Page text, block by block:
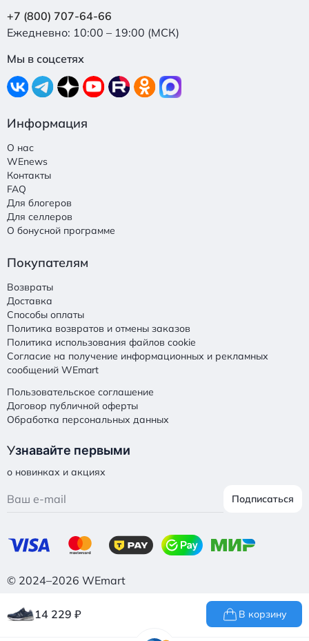
14 229 ₽ В корзину
+7 (800) 707-64-66
Ежедневно: 10:00 – 19:00 (МСК)
Мы в соцсетях
Информация
О нас
WEnews
Контакты
FAQ
Для блогеров
Для селлеров
О бонусной программе
Покупателям
Возвраты
Доставка
Способы оплаты
Политика возвратов и отмены заказов
Политика использования файлов cookie
Согласие на получение информационных и рекламных
сообщений WEmart
Пользовательское соглашение
Договор публичной оферты
Обработка персональных данных
Узнавайте первыми
о новинках и акциях
Подписаться
© 2024–2026 WEmart